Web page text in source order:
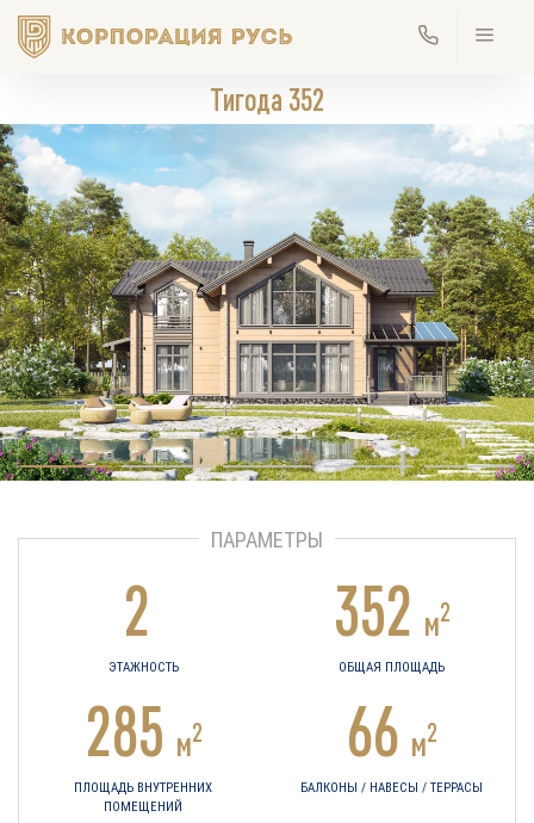
Тигода 352
ПАРАМЕТРЫ
2
ЭТАЖНОСТЬ
352 м2
ОБЩАЯ ПЛОЩАДЬ
285 м2
ПЛОЩАДЬ ВНУТРЕННИХ
ПОМЕЩЕНИЙ
66 м2
БАЛКОНЫ / НАВЕСЫ / ТЕРРАСЫ